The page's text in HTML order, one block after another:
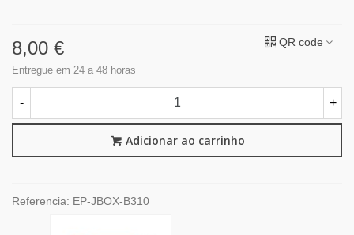
8,00 €
Entregue em 24 a 48 horas
QR code
- +
Adicionar ao carrinho
Referencia: EP-JBOX-B310